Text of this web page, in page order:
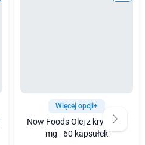
Więcej opcji+
Now Foods Olej z kryla 500
mg - 60 kapsułek